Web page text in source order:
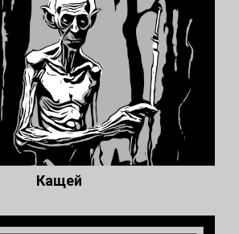
Кащей